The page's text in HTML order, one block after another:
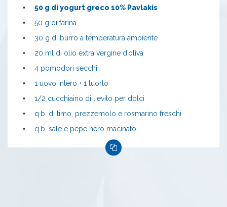
•
50 g di yogurt greco 10% Pavlakis
•
50 g di farina
•
30 g di burro a temperatura ambiente
•
20 ml di olio extra vergine d’oliva
•
4 pomodori secchi
•
1 uovo intero + 1 tuorlo
•
1/2 cucchiaino di lievito per dolci
•
q.b. di timo, prezzemolo e rosmarino freschi
•
q.b. sale e pepe nero macinato